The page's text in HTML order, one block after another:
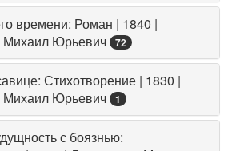
времени: Роман | 1840 |
Михаил Юрьевич
72
Стихотворение | 1830 |
Михаил Юрьевич
1
с боязнью: